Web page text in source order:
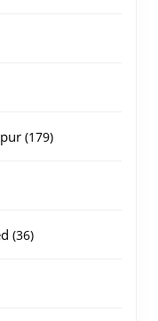
179179
3636